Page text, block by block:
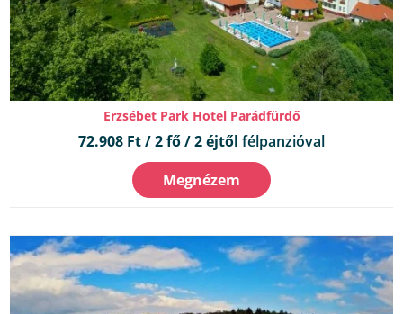
Erzsébet Park Hotel Parádfürdő
72.908 Ft / 2 fő / 2 éjtől félpanzióval
Megnézem